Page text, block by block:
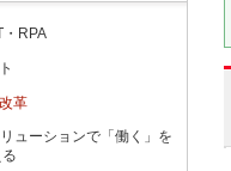
・RPA
革
リューションで「働く」を